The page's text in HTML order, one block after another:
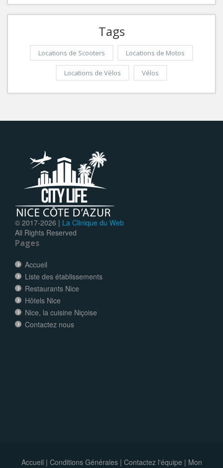
Tags
Locations de Scooters Locations de Motos
Locations de Vélos Vélos
© 2017-2026 | La Clinique du Web
All Rights Reserved
Pages
Accueil
Liste des établissements
Restaurants Nice
Hôtels Nice
Nice, la cuisine Niçoise
Contactez nous
Accueil | Conditions Générales| Contactez l'équipe | Mon